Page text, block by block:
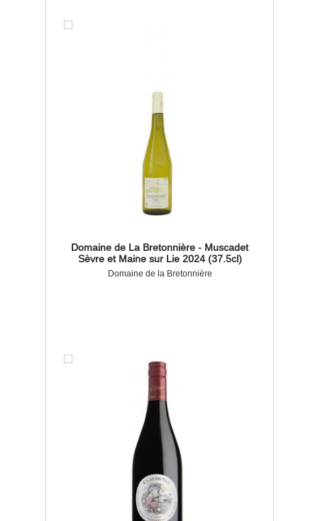
Domaine de La Bretonnière - Muscadet
Sèvre et Maine sur Lie 2024 (37.5cl)
Domaine de la Bretonnière